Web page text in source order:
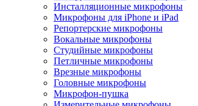
Инсталляционные микрофоны
Микрофоны для iPhone и iPad
Репортерские микрофоны
Вокальные микрофоны
Студийные микрофоны
Петличные микрофоны
Врезные микрофоны
Головные микрофоны
Микрофон-пушка